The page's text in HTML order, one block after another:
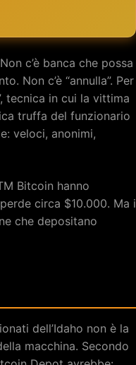
c’è banca che possa
Non c’è “annulla”. Per
tecnica in cui la vittima
truffa del funzionario
veloci, anonimi,
Bitcoin hanno
circa $10.000. Ma i
che depositano
dell’Idaho non è la
macchina. Secondo